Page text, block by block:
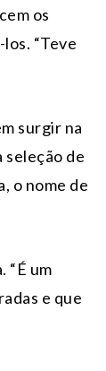
os
“Teve
surgir na
seleção de
o nome de
“É um
e que